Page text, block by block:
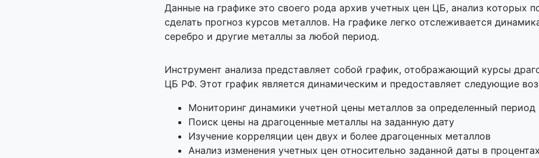
Данные на графике это своего рода архив учетных цен ЦБ, анализ которых
сделать прогноз курсов металлов. На графике легко отслеживается
серебро и другие металлы за любой период.
Инструмент анализа представляет собой график, отображающий курсы
ЦБ РФ. Этот график является динамическим и предоставляет следующие
Мониторинг динамики учетной цены металлов за определенный период
Поиск цены на драгоценные металлы на заданную дату
Изучение корреляции цен двух и более драгоценных металлов
Анализ изменения учетных цен относительно заданной даты в